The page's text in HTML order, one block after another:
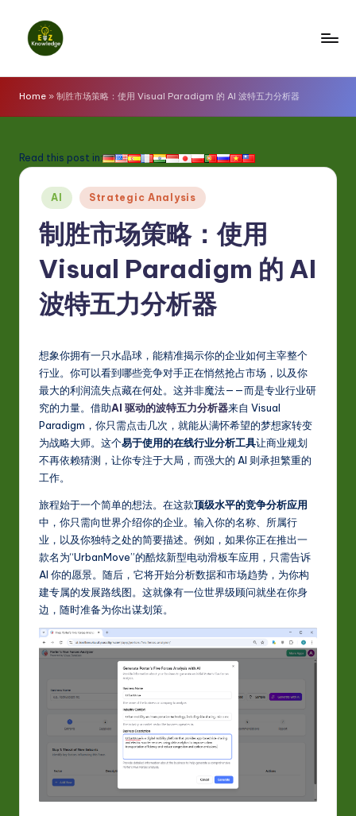
z
K
o
w
S
m
p
fi
d
C
hi
Home » 制胜市场策略：使用 Visual Paradigm 的 AI 波特五力分析器
Read this post in:
Posted
in
AI Strategic Analysis
制胜市场策略：使用
Visual Paradigm 的 AI
波特五力分析器
想象你拥有一只水晶球，能精准揭示你的企业如何主宰整个
行业。你可以看到哪些竞争对手正在悄然抢占市场，以及你
最大的利润流失点藏在何处。这并非魔法——而是专业行业研
究的力量。借助AI 驱动的波特五力分析器来自 Visual
Paradigm，你只需点击几次，就能从满怀希望的梦想家转变
为战略大师。这个易于使用的在线行业分析工具让商业规划
不再依赖猜测，让你专注于大局，而强大的 AI 则承担繁重的
工作。
旅程始于一个简单的想法。在这款顶级水平的竞争分析应用
中，你只需向世界介绍你的企业。输入你的名称、所属行
业，以及你独特之处的简要描述。例如，如果你正在推出一
款名为“UrbanMove”的酷炫新型电动滑板车应用，只需告诉
AI 你的愿景。随后，它将开始分析数据和市场趋势，为你构
建专属的发展路线图。这就像有一位世界级顾问就坐在你身
边，随时准备为你出谋划策。